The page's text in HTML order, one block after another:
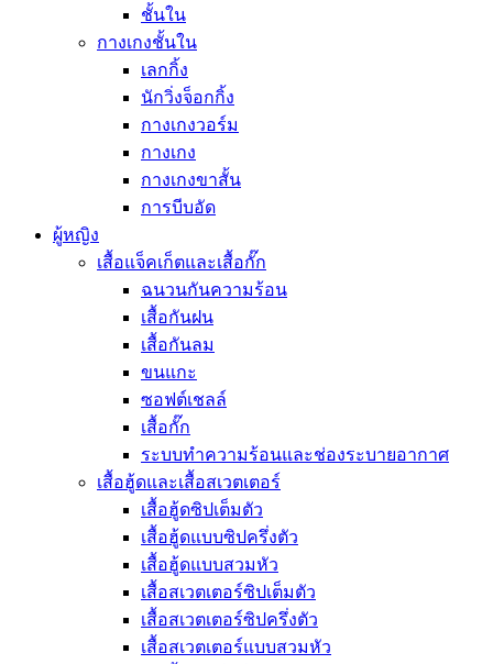
ชั้นใน
กางเกงชั้นใน
เลกกิ้ง
นักวิ่งจ็อกกิ้ง
กางเกงวอร์ม
กางเกง
กางเกงขาสั้น
การบีบอัด
ผู้หญิง
เสื้อแจ็คเก็ตและเสื้อกั๊ก
ฉนวนกันความร้อน
เสื้อกันฝน
เสื้อกันลม
ขนแกะ
ซอฟต์เชลล์
เสื้อกั๊ก
ระบบทำความร้อนและช่องระบายอากาศ
เสื้อฮู้ดและเสื้อสเวตเตอร์
เสื้อฮู้ดซิปเต็มตัว
เสื้อฮู้ดแบบซิปครึ่งตัว
เสื้อฮู้ดแบบสวมหัว
เสื้อสเวตเตอร์ซิปเต็มตัว
เสื้อสเวตเตอร์ซิปครึ่งตัว
เสื้อสเวตเตอร์แบบสวมหัว